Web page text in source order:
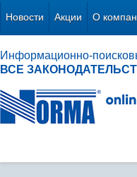
Новости Акции О
Информационно-
ВСЕ